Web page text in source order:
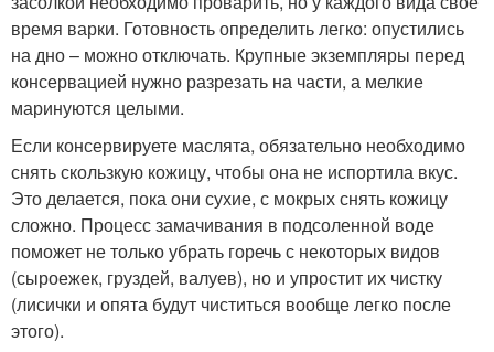
время варки. Готовность определить легко: опустились
на дно – можно отключать. Крупные экземпляры перед
консервацией нужно разрезать на части, а мелкие
маринуются целыми.
Если консервируете маслята, обязательно необходимо
снять скользкую кожицу, чтобы она не испортила вкус.
Это делается, пока они сухие, с мокрых снять кожицу
сложно. Процесс замачивания в подсоленной воде
поможет не только убрать горечь с некоторых видов
(сыроежек, груздей, валуев), но и упростит их чистку
(лисички и опята будут чиститься вообще легко после
этого).